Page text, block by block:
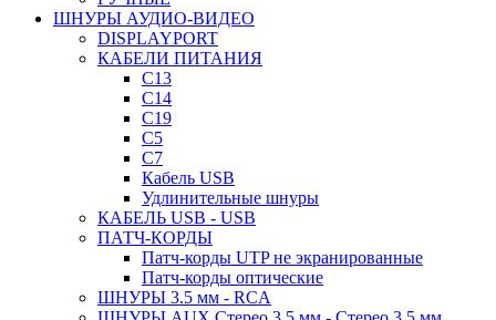
ШНУРЫ АУДИО-ВИДЕО
DISPLAYPORT
КАБЕЛИ ПИТАНИЯ
C13
C14
C19
C5
C7
Кабель USB
Удлинительные шнуры
КАБЕЛЬ USB - USB
ПАТЧ-КОРДЫ
Патч-корды UTP не экранированные
Патч-корды оптические
ШНУРЫ 3.5 мм - RCA